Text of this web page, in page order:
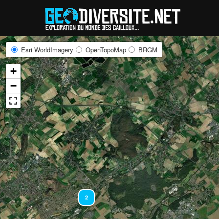
2
Esri WorldImagery OpenTopoMap BRGM
+
−